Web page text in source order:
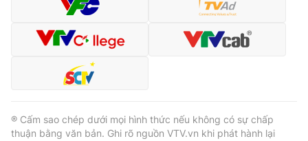
® Cấm sao chép dưới mọi hình thức nếu không có sự chấp
thuận bằng văn bản. Ghi rõ nguồn VTV.vn khi phát hành lại